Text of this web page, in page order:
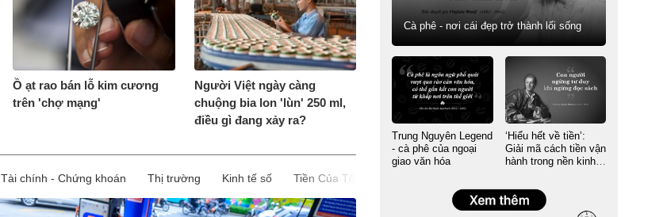
Ồ ạt rao bán lỗ kim cương
trên 'chợ mạng'
Người Việt ngày càng
chuộng bia lon 'lùn' 250 ml,
điều gì đang xảy ra?
Tài chính - Chứng khoán Thị trường Kinh tế số Tiền Của Tôi
Cà phê - nơi cái đẹp trở thành lối sống
Trung Nguyên Legend
- cà phê của ngoại
giao văn hóa
‘Hiểu hết về tiền’:
Giải mã cách tiền vận
hành trong nền kinh